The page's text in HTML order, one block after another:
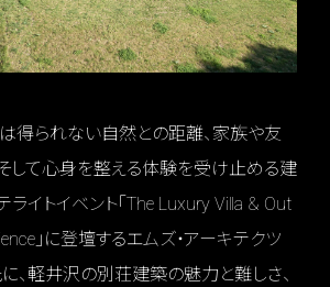
得られない自然との距離、家族や友
して心身を整える体験を受け止める建
ライトイベント「The Luxury Villa & Out
」に登壇するエムズ・アーキテクツ
、軽井沢の別荘建築の魅力と難しさ、